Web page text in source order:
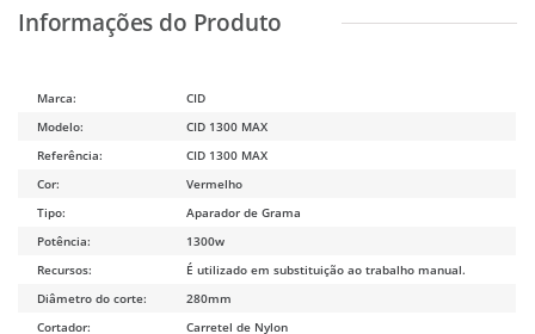
Marca:
CID
Modelo:
CID 1300 MAX
Referência:
CID 1300 MAX
Cor:
Vermelho
Tipo:
Aparador de Grama
Potência:
1300w
Recursos:
É utilizado em substituição ao trabalho manual.
Diâmetro do corte:
280mm
Cortador:
Carretel de Nylon